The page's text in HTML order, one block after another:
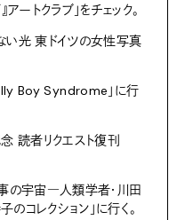
アートクラブ」をチェック。
い光 東ドイツの女性写真
Boy Syndrome」に行
読者リクエスト復刊
事の宇宙―人類学者・川田
コレクション」に行く。